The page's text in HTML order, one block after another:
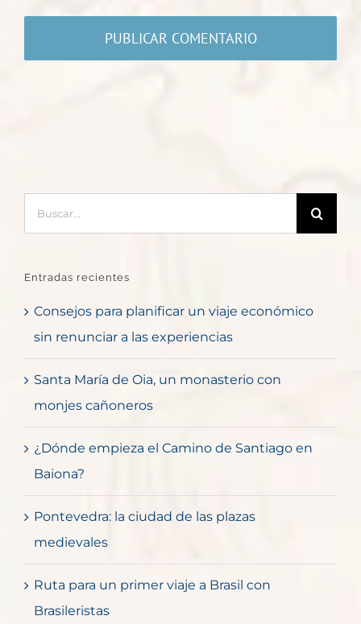
Entradas recientes
Consejos para planificar un viaje económico
sin renunciar a las experiencias
Santa María de Oia, un monasterio con
monjes cañoneros
¿Dónde empieza el Camino de Santiago en
Baiona?
Pontevedra: la ciudad de las plazas
medievales
Ruta para un primer viaje a Brasil con
Brasileristas